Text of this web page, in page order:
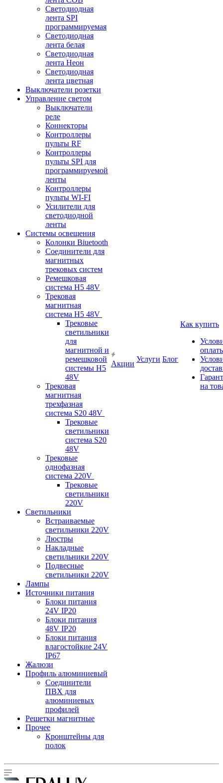
Светодиодная
лента SPI
программируемая
Светодиодная
лента белая
Светодиодная
лента Неон
Светодиодная
лента цветная
Выключатели розетки
Управление светом
Выключатели
реле
Коннекторы
Контроллеры
пульты RF
Контроллеры
пульты SPI для
программируемой
ленты
Контроллеры
пульты WI-FI
Усилители для
светодиодной
ленты
Системы освещения
Колонки Biuetooth
Соединители для
магнитных
трековых систем
Ремешковая
система H5 48V
Трековая
магнитная
система H5 48V
Трековые
светильники
для
магнитной и
ремешковой
системы H5
48V
Трековая
магнитная
трехфазная
система S20 48V
Трековые
светильники
система S20
48V
Трековые
однофазная
система 220V
Трековые
светильники
220V
Светильники
Встраиваемые
светильники 220V
Люстры
Накладные
светильники 220V
Подвесные
светильники 220V
Лампы
Источники питания
Блоки питания
24V IP20
Блоки питания
48V IP20
Блоки питания
влагостойкие 24V
IP67
Жалюзи
Профиль алюминиевый
Соединители
ПВХ для
алюминиевых
профилей
Решетки магнитные
Прочее
Кронштейны для
полок
Акции
Услуги Блог
Как купить
на